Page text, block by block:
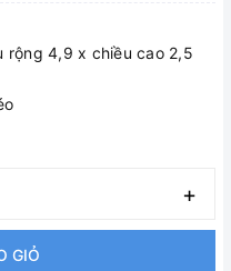
rộng 4,9 x chiều cao 2,5
+
GIỎ